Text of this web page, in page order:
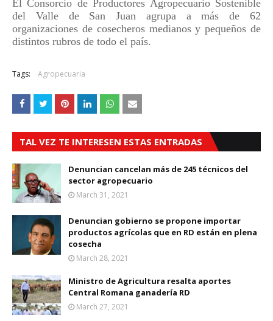
El Consorcio de Productores Agropecuario Sostenible
del Valle de San Juan agrupa a más de 62
organizaciones de cosecheros medianos y pequeños de
distintos rubros de todo el país.
Tags: Agropecuaria
TAL VEZ TE INTERESEN ESTAS ENTRADAS
Denuncian cancelan más de 245 técnicos del
sector agropecuario
March 31, 2021
Denuncian gobierno se propone importar
productos agrícolas que en RD están en plena
cosecha
March 28, 2021
Ministro de Agricultura resalta aportes
Central Romana ganadería RD
March 27, 2021